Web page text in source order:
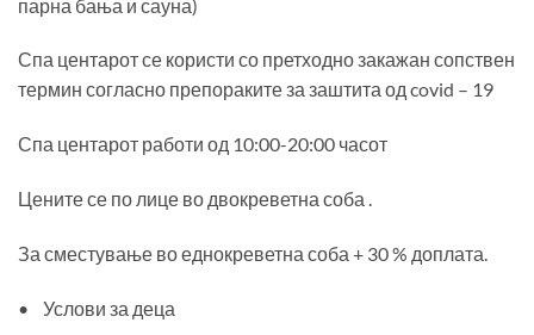
парна бања и сауна)
Спа центарот се користи со претходно закажан сопствен
термин согласно препораките за заштита од covid – 19
Спа центарот работи од 10:00-20:00 часот
Цените се по лице во двокреветна соба .
За сместување во еднокреветна соба + 30 % доплата.
• Услови за деца